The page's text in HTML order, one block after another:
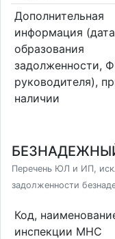
Дополнительная
информация (дата
образования
задолженности,
руководителя),
наличии
Перечень ЮЛ и ИП,
задолженности
Код,
инспекции МНС